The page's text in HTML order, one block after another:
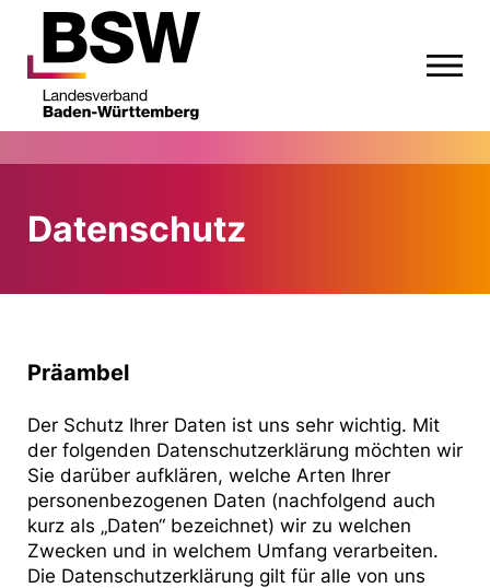
Datenschutz
Präambel
Der Schutz Ihrer Daten ist uns sehr wichtig. Mit
der folgenden Datenschutzerklärung möchten wir
Sie darüber aufklären, welche Arten Ihrer
personenbezogenen Daten (nachfolgend auch
kurz als „Daten“ bezeichnet) wir zu welchen
Zwecken und in welchem Umfang verarbeiten.
Die Datenschutzerklärung gilt für alle von uns